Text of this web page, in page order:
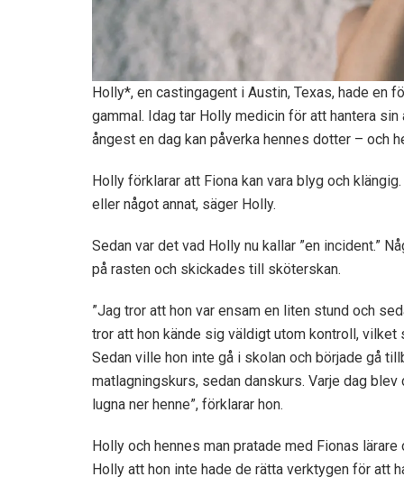
Holly*, en castingagent i Austin, Texas, hade en
gammal. Idag tar Holly medicin för att hantera
ångest en dag kan påverka hennes dotter – och
Holly förklarar att Fiona kan vara blyg och
eller något annat, säger Holly.
Sedan var det vad Holly nu kallar ”en incident.”
på rasten och skickades till sköterskan.
”Jag tror att hon var ensam en liten stund och
tror att hon kände sig väldigt utom kontroll,
Sedan ville hon inte gå i skolan och började gå
matlagningskurs, sedan danskurs. Varje dag
lugna ner henne”, förklarar hon.
Holly och hennes man pratade med Fionas
Holly att hon inte hade de rätta verktygen för att